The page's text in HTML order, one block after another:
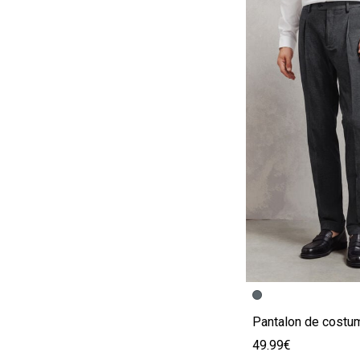
Image précédente
Image suivante
49.99€